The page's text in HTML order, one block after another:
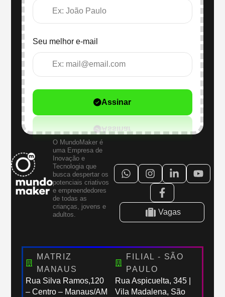
Seu melhor e-mail
Assinar
O MundoMaker é
uma Empresa de
Inovação e
Tecnologia que
busca despertar os
potenciais criativos
e empreendedores
de todas as
crianças, jovens e
adultos.
Vagas
MATRIZ
MANAUS
Rua Silva Ramos,120
– Centro – Manaus/AM
FILIAL - SÃO
PAULO
Rua Aspicuelta, 345 |
Vila Madalena, São